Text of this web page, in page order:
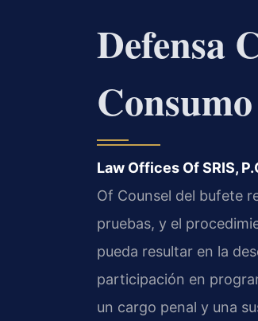
Defensa
Law Offices Of SRIS,
Of Counsel del bufete
pruebas, y el
pueda resultar en la
participación en
un cargo penal y una